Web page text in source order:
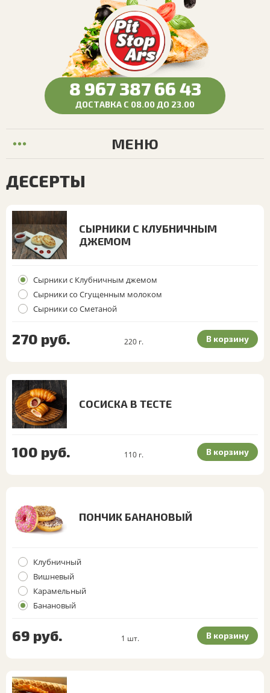
8 967 387 66 43
ДОСТАВКА С 08.00 ДО 23.00
МЕНЮ
ДЕСЕРТЫ
СЫРНИКИ С КЛУБНИЧНЫМ
ДЖЕМОМ
Сырники с Клубничным джемом
Сырники со Сгущенным молоком
Сырники со Сметаной
270 руб. 220 г. В корзину
СОСИСКА В ТЕСТЕ
100 руб. 110 г. В корзину
ПОНЧИК БАНАНОВЫЙ
Клубничный
Вишневый
Карамельный
Банановый
69 руб. 1 шт. В корзину